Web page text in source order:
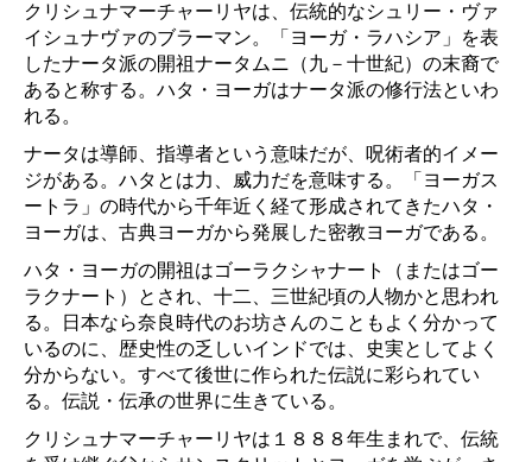
クリシュナマーチャーリヤは、伝統的なシュリー・ヴァ
イシュナヴァのブラーマン。「ヨーガ・ラハシア」を表
したナータ派の開祖ナータムニ（九－十世紀）の末裔で
あると称する。ハタ・ヨーガはナータ派の修行法といわ
れる。
ナータは導師、指導者という意味だが、呪術者的イメー
ジがある。ハタとは力、威力だを意味する。「ヨーガス
ートラ」の時代から千年近く経て形成されてきたハタ・
ヨーガは、古典ヨーガから発展した密教ヨーガである。
ハタ・ヨーガの開祖はゴーラクシャナート（またはゴー
ラクナート）とされ、十二、三世紀頃の人物かと思われ
る。日本なら奈良時代のお坊さんのこともよく分かって
いるのに、歴史性の乏しいインドでは、史実としてよく
分からない。すべて後世に作られた伝説に彩られてい
る。伝説・伝承の世界に生きている。
クリシュナマーチャーリヤは１８８８年生まれで、伝統